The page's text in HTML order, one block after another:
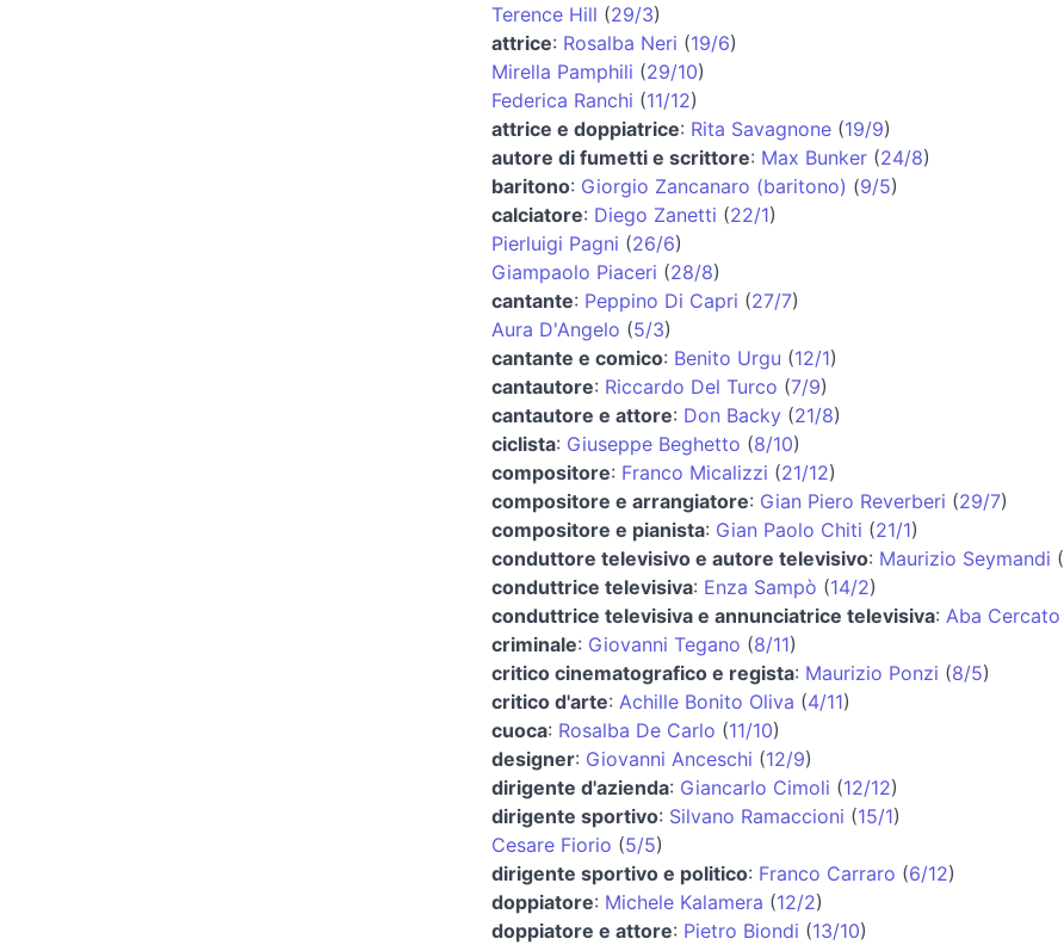
Terence Hill (29/3)
attrice: Rosalba Neri (19/6)
Mirella Pamphili (29/10)
Federica Ranchi (11/12)
attrice e doppiatrice: Rita Savagnone(19/9)
autore di fumetti e scrittore: Max Bunker(24/8)
baritono: Giorgio Zancanaro (baritono) (9/5)
calciatore: Diego Zanetti (22/1)
Pierluigi Pagni (26/6)
Giampaolo Piaceri (28/8)
cantante: Peppino Di Capri (27/7)
Aura D'Angelo (5/3)
cantante e comico: Benito Urgu (12/1)
cantautore: Riccardo Del Turco (7/9)
cantautore e attore: Don Backy(21/8)
ciclista: Giuseppe Beghetto (8/10)
compositore: Franco Micalizzi (21/12)
compositore e arrangiatore: Gian Piero Reverberi (29/7)
compositore e pianista: Gian Paolo Chiti (21/1)
conduttore televisivo e autore televisivo: Maurizio Seymandi (
conduttrice televisiva: Enza Sampò (14/2)
conduttrice televisiva e annunciatrice televisiva: Aba Cercato
criminale: Giovanni Tegano (8/11)
critico cinematografico e regista: Maurizio Ponzi (8/5)
critico d'arte: Achille Bonito Oliva (4/11)
cuoca: Rosalba De Carlo (11/10)
designer: Giovanni Anceschi (12/9)
dirigente d'azienda: Giancarlo Cimoli (12/12)
dirigente sportivo: Silvano Ramaccioni (15/1)
Cesare Fiorio (5/5)
dirigente sportivo e politico: Franco Carraro (6/12)
doppiatore: Michele Kalamera (12/2)
doppiatore e attore: Pietro Biondi (13/10)